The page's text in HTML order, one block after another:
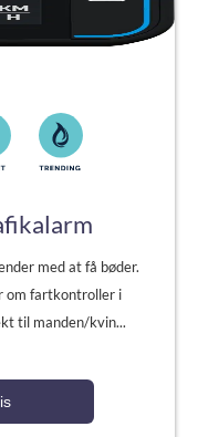
med at få bøder.
om fartkontroller i
til manden/kvin...